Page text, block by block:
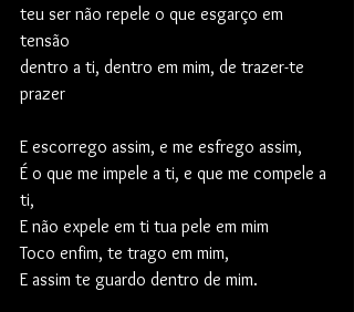
teu ser não repele o que esgarço em
tensão
dentro a ti, dentro em mim, de trazer-te
prazer
E escorrego assim, e me esfrego assim,
É o que me impele a ti, e que me compele a
ti,
E não expele em ti tua pele em mim
Toco enfim, te trago em mim,
E assim te guardo dentro de mim.